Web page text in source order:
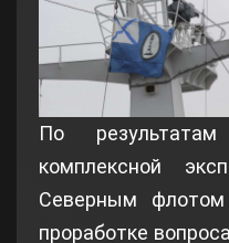
По
комплексной
Северным
проработке